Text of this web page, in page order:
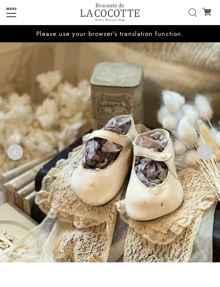
Please use your browser’s translation function.